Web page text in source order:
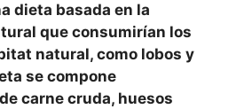
dieta basada en la
que consumirían los
natural, como lobos y
se compone
carne cruda, huesos